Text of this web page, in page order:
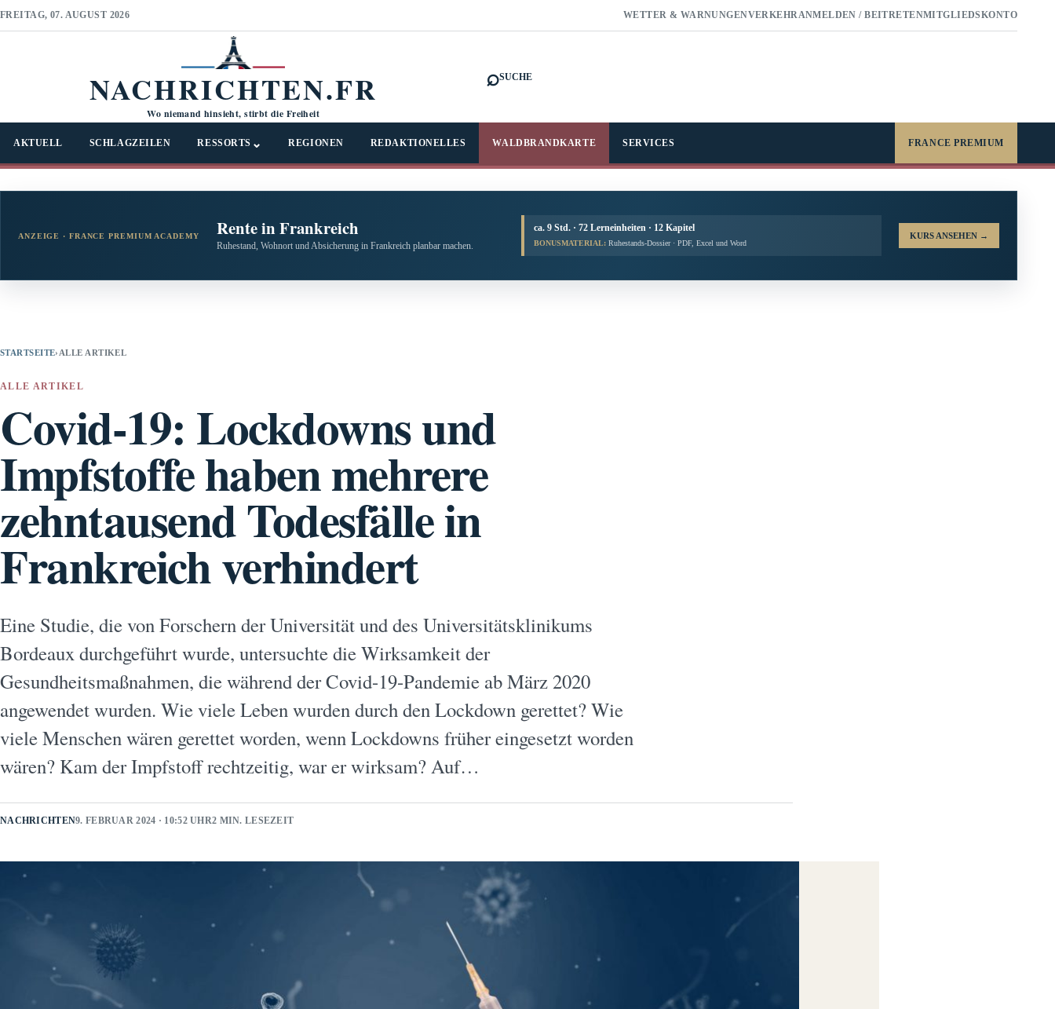
FREITAG, 07. AUGUST 2026 WETTER & WARNUNGENVERKEHRANMELDEN / BEITRETENMITGLIEDSKONTO
NACHRICHTEN.FR
Wo niemand hinsieht, stirbt die Freiheit
⌕SUCHE
AKTUELL SCHLAGZEILEN RESSORTS ⌄ REGIONEN REDAKTIONELLES WALDBRANDKARTE SERVICES FRANCE PREMIUM
ANZEIGE · FRANCE PREMIUM ACADEMY Rente in Frankreich
Ruhestand, Wohnort und Absicherung in Frankreich planbar machen.
ca. 9 Std. · 72 Lerneinheiten · 12 Kapitel
BONUSMATERIAL: Ruhestands-Dossier · PDF, Excel und Word
KURS ANSEHEN →
STARTSEITE› ALLE ARTIKEL
ALLE ARTIKEL
Covid-19: Lockdowns und
Impfstoffe haben mehrere
zehntausend Todesfälle in
Frankreich verhindert
Eine Studie, die von Forschern der Universität und des Universitätsklinikums
Bordeaux durchgeführt wurde, untersuchte die Wirksamkeit der
Gesundheitsmaßnahmen, die während der Covid-19-Pandemie ab März 2020
angewendet wurden. Wie viele Leben wurden durch den Lockdown gerettet? Wie
viele Menschen wären gerettet worden, wenn Lockdowns früher eingesetzt worden
wären? Kam der Impfstoff rechtzeitig, war er wirksam? Auf…
NACHRICHTEN9. FEBRUAR 2024 · 10:52 UHR2 MIN. LESEZEIT